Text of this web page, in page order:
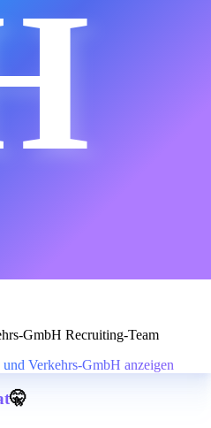
GmbH Recruiting-Team
Verkehrs-GmbH anzeigen
🤫